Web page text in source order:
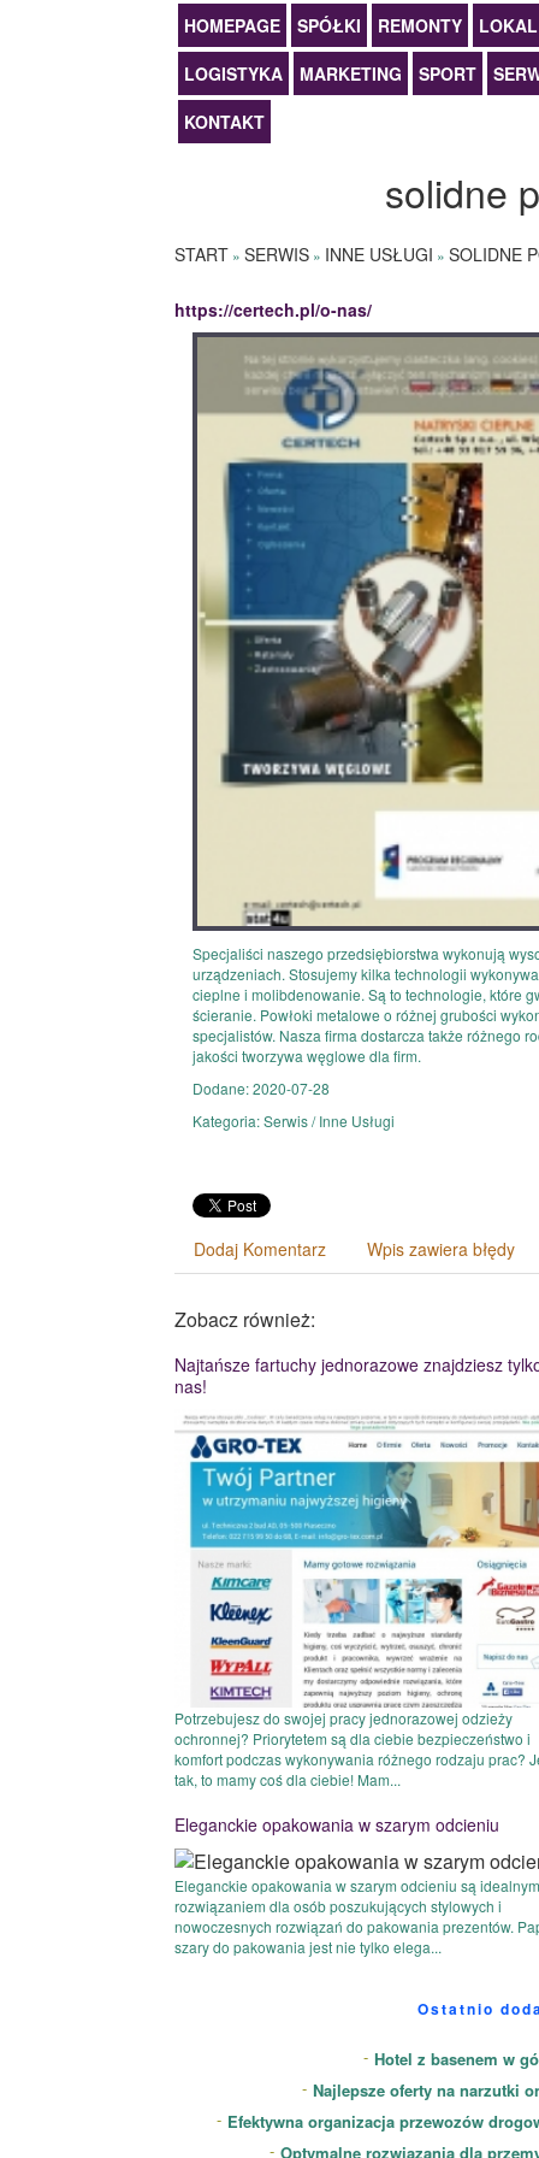
HOMEPAGE SPÓŁKI REMONTY
LOGISTYKA
MARKETING SPORT
KONTAKT
solidne
START » SERWIS » INNE USŁUGI » SOLIDNE
https://certech.pl/o-nas/
Specjaliści naszego przedsiębiorstwa wykonują
urządzeniach. Stosujemy kilka technologii
cieplne i molibdenowanie. Są to technologie, które
ścieranie. Powłoki metalowe o różnej grubości
specjalistów. Nasza firma dostarcza także różnego
jakości tworzywa węglowe dla firm.
Dodane: 2020-07-28
Kategoria: Serwis / Inne Usługi
Dodaj Komentarz Wpis zawiera błędy
Zobacz również:
Najtańsze fartuchy jednorazowe znajdziesz
nas!
Potrzebujesz do swojej pracy jednorazowej odzieży
ochronnej? Priorytetem są dla ciebie bezpieczeństwo i
komfort podczas wykonywania różnego rodzaju prac?
tak, to mamy coś dla ciebie! Mam...
Eleganckie opakowania w szarym odcieniu
Eleganckie opakowania w szarym odcieniu są idealnym
rozwiązaniem dla osób poszukujących stylowych i
nowoczesnych rozwiązań do pakowania prezentów.
szary do pakowania jest nie tylko elega...
Ostatnio
Hotel z basenem w
Najlepsze oferty na narzutki
Efektywna organizacja przewozów
Optymalne rozwiązania dla